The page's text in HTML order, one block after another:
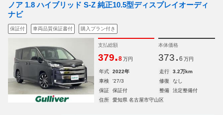
ノア 1.8 ハイブリッド S-Z 純正10.5型ディスプレイオーディ
ナビ
保証付 車両品質保証書付 購入プラン付き
支払総額
379.8 万円
本体価格
373. 6 万円
年式 2022年 走行
3.2万km
車検
'27/3 修復
なし
保証
保証付 整備
法定整備付
住所
愛知県 名古屋市守山区